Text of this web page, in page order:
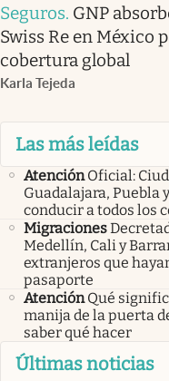
Seguros. GNP
Swiss Re en México
cobertura global
Karla Tejeda
Las más leídas
Atención Oficial:
Guadalajara, Puebla
conducir a todos los
Migraciones
Medellín, Cali y
extranjeros que
pasaporte
Atención Qué
manija de la puerta
saber qué hacer
Últimas noticias